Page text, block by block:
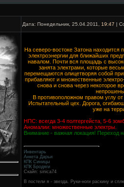
Дата: Понедельник, 25.04.2011, 19:47 |
На северо-востоке Затона находится
электроэнергии для ближайших
навалом. Почти вся площадь с
занята электрами, которые
перемещаются олицетворяя собой
прибавляют и множественные
снова и снова через некоторое
В противоположном правом углу
Испытательный цех. Дорога,
уже на
НПС: всегда 3-4 полтергейста, 5-6
Аномалии: множественные электры.
Внимание - важная локация! Переход
Инвентарь
Анкета Дарьи
КПК Синицы
КПК Бродяги
Скайп: sinica74
В постели я - звезда. Руки-ноги раскину и